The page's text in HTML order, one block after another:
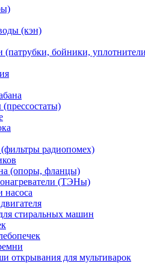
(кэн)
(патрубки, бойники,
радиопомех)
(опоры, фланцы)
(ТЭНы)
насоса
стиральных машин
открывания для мультиварок